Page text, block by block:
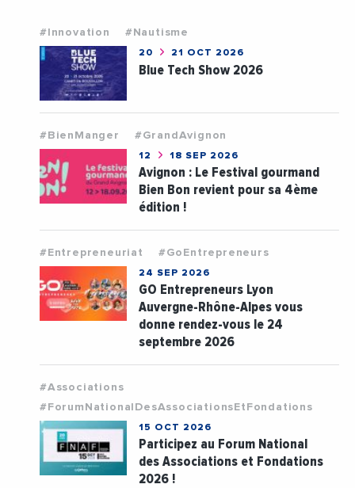
#Innovation #Nautisme
20 21 OCT 2026
Blue Tech Show 2026
#BienManger #GrandAvignon
12 18 SEP 2026
Avignon : Le Festival gourmand
Bien Bon revient pour sa 4ème
édition !
#Entrepreneuriat #GoEntrepreneurs
24 SEP 2026
GO Entrepreneurs Lyon
Auvergne-Rhône-Alpes vous
donne rendez-vous le 24
septembre 2026
#Associations
#ForumNationalDesAssociationsEtFondations
15 OCT 2026
Participez au Forum National
des Associations et Fondations
2026 !